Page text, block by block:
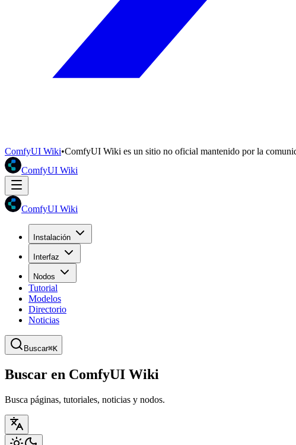
ComfyUI Wiki•ComfyUI Wiki es un sitio no oficial mantenido por la
ComfyUI Wiki
ComfyUI Wiki
Instalación
Interfaz
Nodos
Tutorial
Modelos
Directorio
Noticias
Buscar⌘K
Buscar en ComfyUI Wiki
Busca páginas, tutoriales, noticias y nodos.